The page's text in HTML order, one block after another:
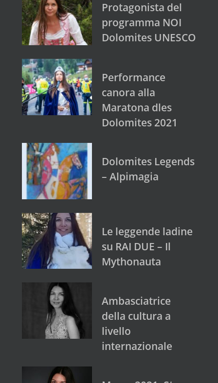
Protagonista del
programma NOI
Dolomites UNESCO
Performance
canora alla
Maratona dles
Dolomites 2021
Dolomites Legends
– Alpimagia
Le leggende ladine
su RAI DUE – Il
Mythonauta
Ambasciatrice
della cultura a
livello
internazionale